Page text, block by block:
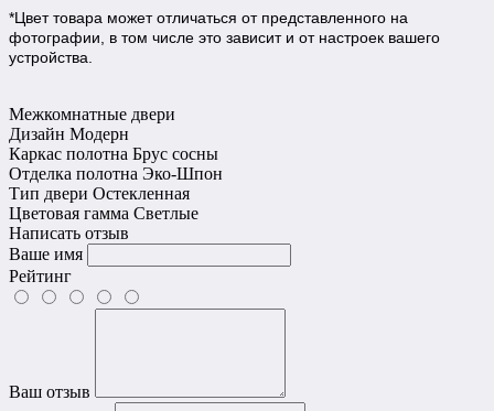
*Цвет товара может отличаться от представленного на
фотографии, в том числе это зависит и от настроек вашего
устройства.
Межкомнатные двери
Дизайн Модерн
Каркас полотна Брус сосны
Отделка полотна Эко-Шпон
Тип двери Остекленная
Цветовая гамма Светлые
Написать отзыв
Ваше имя
Рейтинг
Ваш отзыв